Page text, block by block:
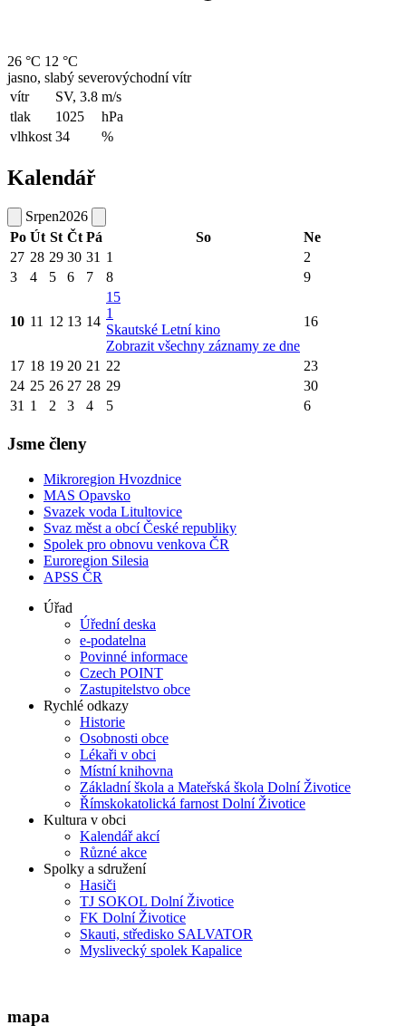
26 °C 12 °C
jasno, slabý severovýchodní vítr
vítr
SV, 3.8 m/s
tlak
1025
hPa
vlhkost 34 %
Kalendář
Srpen2026
Po Út St Čt Pá So
Ne
27 28 29 30 31 1
2
3
4 5 6 7 8 9
10 11 12 13 14
15
1
Skautské Letní kino
Zobrazit všechny záznamy ze dne
16
17 18 19 20 21 22
23
24 25 26 27 28 29
30
31 1 2 3 4 5 6
Jsme členy
Mikroregion Hvozdnice
MAS Opavsko
Svazek voda Litultovice
Svaz měst a obcí České republiky
Spolek pro obnovu venkova ČR
Euroregion Silesia
APSS ČR
Úřad
Úřední deska
e-podatelna
Povinné informace
Czech POINT
Zastupitelstvo obce
Rychlé odkazy
Historie
Osobnosti obce
Lékaři v obci
Místní knihovna
Základní škola a Mateřská škola Dolní Životice
Římskokatolická farnost Dolní Životice
Kultura v obci
Kalendář akcí
Různé akce
Spolky a sdružení
Hasiči
TJ SOKOL Dolní Životice
FK Dolní Životice
Skauti, středisko SALVATOR
Myslivecký spolek Kapalice
mapa